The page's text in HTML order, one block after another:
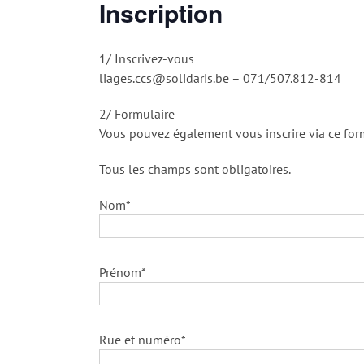
Inscription
1/ Inscrivez-vous
liages.ccs@solidaris.be – 071/507.812-814
2/ Formulaire
Vous pouvez également vous inscrire via ce
Tous les champs sont obligatoires.
Nom*
Prénom*
Rue et numéro*